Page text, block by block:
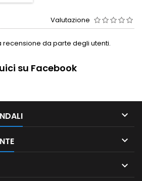
Valutazione
recensione da parte degli utenti.
su Facebook


